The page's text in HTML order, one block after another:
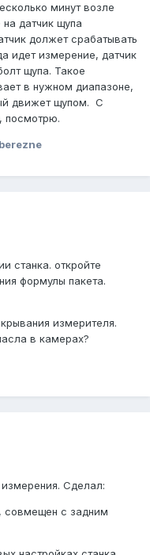
минут возле
датчик щупа
должет срабатывать
идет измерение, датчик
щупа. Такое
в нужном диапазоне,
движет щупом. С
посмотрю.
станка. откройте
формулы пакета.
измерителя.
в камерах?
Сделал:
совмещен с задним